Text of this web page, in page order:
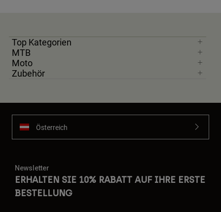
Top Kategorien
MTB
Moto
Zubehör
Österreich
Newsletter
ERHALTEN SIE 10% RABATT AUF IHRE ERSTE
BESTELLUNG